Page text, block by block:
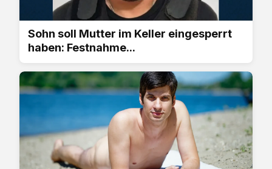
Sohn soll Mutter im Keller eingesperrt
haben: Festnahme...